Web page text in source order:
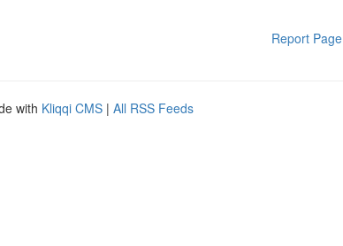
Report Page
with Kliqqi CMS | All RSS Feeds